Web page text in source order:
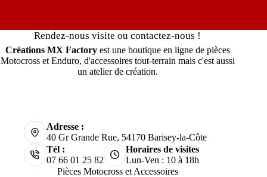
Rendez-nous visite ou contactez-nous !
Créations MX Factoryest une boutique en ligne de pièces
Motocross et Enduro, d'accessoires tout-terrain mais c'est aussi
un atelier de création.
Adresse :
40 Gr Grande Rue, 54170 Barisey-la-Côte
Tél :
07 66 01 25 82
Horaires de visites
Lun-Ven : 10 à 18h
Pièces Motocross et Accessoires